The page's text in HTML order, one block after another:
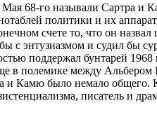
68-го называли Сартра и
политики и их
счете то, что он
с энтузиазмом и судил бы
поддержал бунтарей
в полемике между
и Камю было немало общего.
писатель и